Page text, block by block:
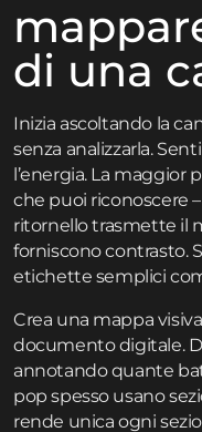
di una
Inizia ascoltando la
senza analizzarla.
l’energia. La
che puoi riconoscere –
ritornello trasmette il
forniscono contrasto.
etichette semplici
Crea una mappa
documento digitale.
annotando quante
pop spesso usano
rende unica ogni